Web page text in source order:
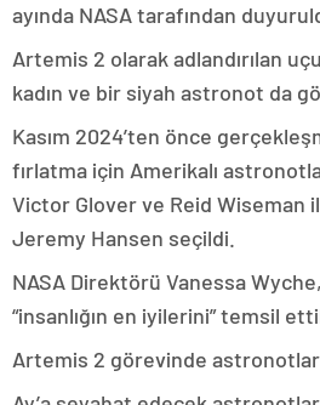
ayında NASA tarafından
Artemis 2 olarak adlandırılan
kadın ve bir siyah astronot da
Kasım 2024’ten önce
fırlatma için Amerikalı
Victor Glover ve Reid Wiseman
Jeremy Hansen seçildi.
NASA Direktörü Vanessa
“insanlığın en iyilerini” temsil
Artemis 2 görevinde astronotlar